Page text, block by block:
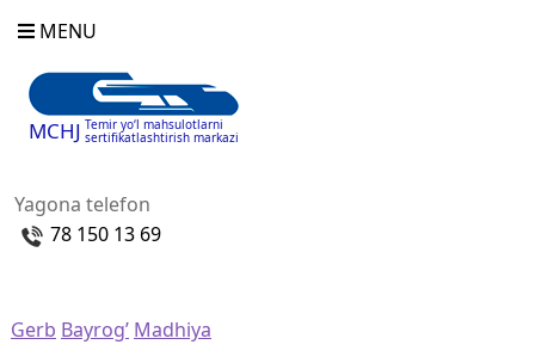
MENU
MCHJ Temir yo‘l mahsulotlarni
sertifikatlashtirish markazi
Yagona telefon
78 150 13 69
Gerb Bayrog’ Madhiya